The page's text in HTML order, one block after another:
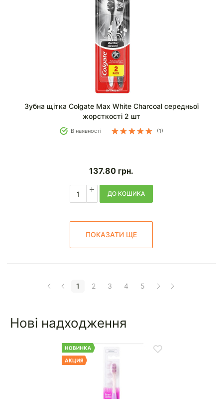
Зубна щітка Colgate Max White Charcoal середньої
жорсткості 2 шт
В наявності (1)
137.80 грн.
ДО КОШИКА
ПОКАЗАТИ ЩЕ
1 2 3 4 5
Нові надходження